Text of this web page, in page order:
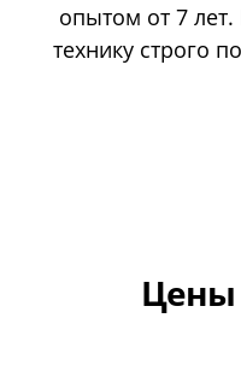
опытом от 7
технику строго
Цены